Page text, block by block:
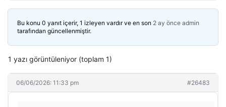
Bu konu 0 yanıt içerir, 1 izleyen vardır ve en son 2 ay önce admin
tarafından güncellenmiştir.
1 yazı görüntüleniyor (toplam 1)
06/06/2026: 11:33 pm #26483